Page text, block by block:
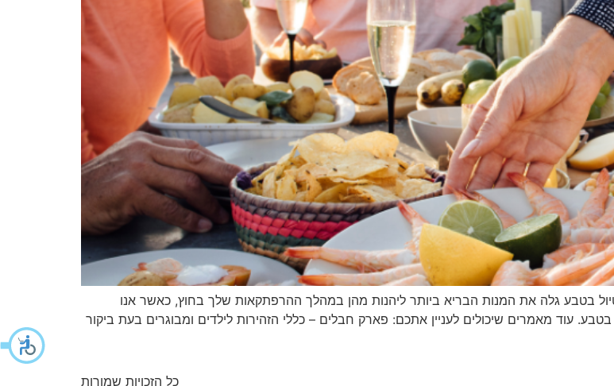
בטבע גלה את המנות הבריא ביותר ליהנות מהן במהלך ההרפתקאות שלך בחוץ, כאשר אנו
עוד מאמרים שיכולים לעניין אתכם: פארק חבלים – כללי הזהירות לילדים ומבוגרים בעת ביקור
כל הזכויות שמורות